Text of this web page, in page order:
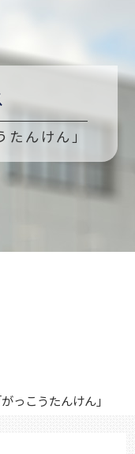
んけん」
っこうたんけん」